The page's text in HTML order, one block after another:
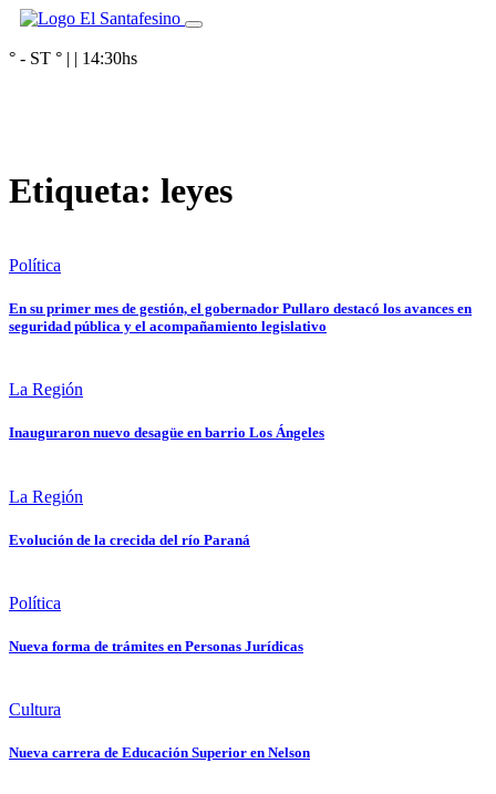
° - ST ° | | 14:30hs
Etiqueta: leyes
Política
En su primer mes de gestión, el gobernador Pullaro destacó los avances en
seguridad pública y el acompañamiento legislativo
La Región
Inauguraron nuevo desagüe en barrio Los Ángeles
La Región
Evolución de la crecida del río Paraná
Política
Nueva forma de trámites en Personas Jurídicas
Cultura
Nueva carrera de Educación Superior en Nelson